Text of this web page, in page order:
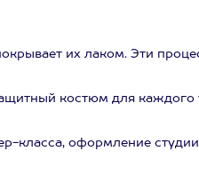
их лаком. Эти
костюм для каждого
класса, оформление студии